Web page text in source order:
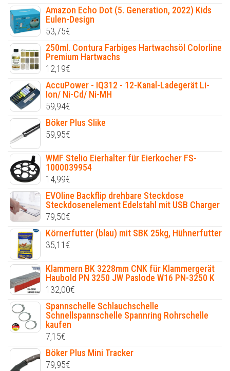
Amazon Echo Dot (5. Generation, 2022) Kids
Eulen-Design
53,75€
250ml. Contura Farbiges Hartwachsöl Colorline
Premium Hartwachs
12,19€
AccuPower - IQ312 - 12-Kanal-Ladegerät Li-
Ion/ Ni-Cd/ Ni-MH
59,94€
Böker Plus Slike
59,95€
WMF Stelio Eierhalter für Eierkocher FS-
1000039954
14,99€
EVOline Backflip drehbare Steckdose
Steckdosenelement Edelstahl mit USB Charger
79,50€
Körnerfutter (blau) mit SBK 25kg, Hühnerfutter
35,11€
Klammern BK 3228mm CNK für Klammergerät
Haubold PN 3250 JW Paslode W16 PN-3250 K
132,00€
Spannschelle Schlauchschelle
Schnellspannschelle Spannring Rohrschelle
kaufen
7,15€
Böker Plus Mini Tracker
79,95€